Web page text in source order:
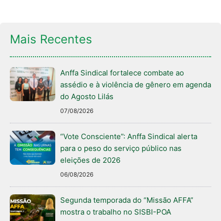
Mais Recentes
Anffa Sindical fortalece combate ao
assédio e à violência de gênero em agenda
do Agosto Lilás
07/08/2026
“Vote Consciente”: Anffa Sindical alerta
para o peso do serviço público nas
eleições de 2026
06/08/2026
Segunda temporada do “Missão AFFA”
mostra o trabalho no SISBI-POA